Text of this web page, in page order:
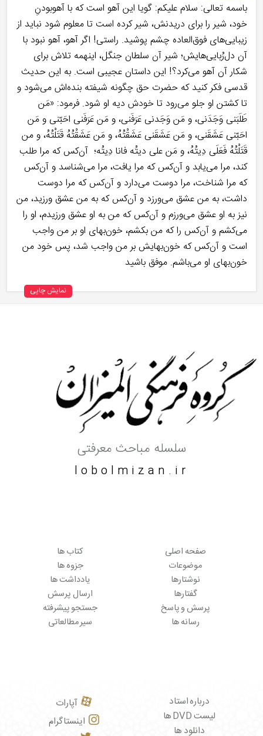
باسمه تعالی: سلام علیکم: گویا این آهو است که با آهوبودنِ
خود، شیر را برای دریدنش، شیر کرده است تا معلوم شود نباید از
زیبایی‌های فوق‌العاده چشم پوشید. راستی! اگر آهو، آهو نبود با
آن دل‌رُبایی‌هایش؛ شیر آن سلطان جنگل، اینهمه تلاش برای
شکار آن آهو می‌کرد؟! این داستان عجیبی است. به این حدیث
قدسی فکر کنید که حضرت حق چگونه شیفته بنده‌اش می‌شود و
تا کشتن او جلو می‌رود تا خودش دیه او شود. فرمود: «مَن
طَلَبَنی وَجَدَنی، و مَن وَجَدنی عَرَفَنی، و مَن عَرَفَنی احَبّنی و مَن
احَبّنی عَشَقَنی‌، و مَن عَشَقَنی‌ عَشَقْتُهُ، و مَن عَشَقْتُهُ قَتَلْتُهُ، و من
قَتَلْتُهُ فَعَلَی دِیتُهُ، و مَن علی دیتُه فانا دِیتُه‌؛ ‌ آن‌کس که مرا طلب
کند، مرا می‌یابد و آن‌کس که مرا یافت، مرا می‌شناسد و آن‌کس
که مرا شناخت، مرا دوست می‌دارد و آن‌کس که مرا دوست
داشت، به من عشق می‌ورزد و آن‌کس که به من عشق ورزید، من
نیز به او عشق می‌ورزم و آن‌کس که من به او عشق ورزیدم، او را
می‌کشم و آن‌کس را که من بکشم، خون‌بهای او بر من واجب
است و آن‌کس که خون‌بهایش بر من واجب شد، پس خود من
خون‌بهای او می‌باشم. موفق باشید
نمایش چاپی
سلسله مباحث معرفتی
lobolmizan.ir
صفحه اصلی
موضوعات
نوشتارها
گفتارها
پرسش و پاسخ
رسانه ها
کتاب ها
جزوه ها
یادداشت ها
ارسال پرسش
جستجو پیشرفته
سیر مطالعاتی
درباره استاد
لیست DVD ها
دانلود ها
آپارات
اینستاگرام